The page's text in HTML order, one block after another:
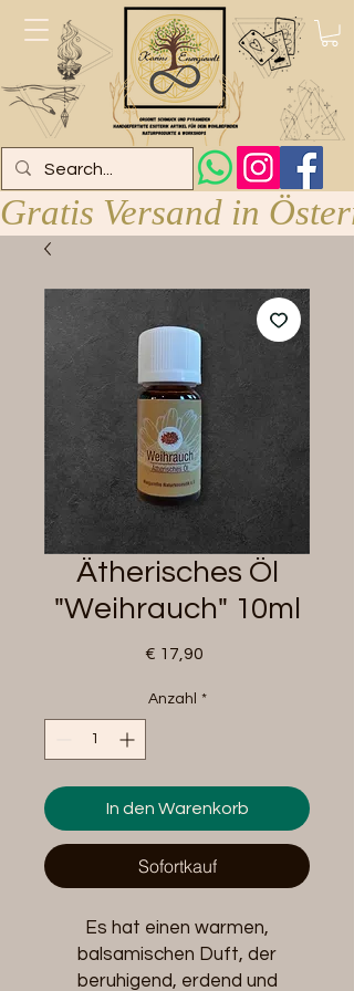
Gratis Versand in
Ätherisches Öl
"Weihrauch" 10ml
€ 17,90
Anzahl *
In den Warenkorb
Sofortkauf
Es hat einen warmen,
balsamischen Duft, der
beruhigend, erdend und